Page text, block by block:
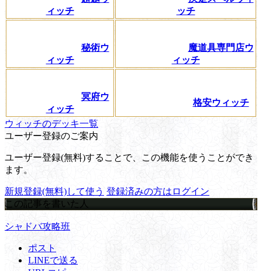
ィッチ
ッチ
秘術ウ
ィッチ
魔道具専門店ウ
ィッチ
冥府ウ
ィッチ
格安ウィッチ
ウィッチのデッキ一覧
ユーザー登録のご案内
ユーザー登録(無料)することで、この機能を使うことができ
ます。
新規登録(無料)して使う 登録済みの方はログイン
この記事を書いた人
シャドバ攻略班
ポスト
LINEで送る